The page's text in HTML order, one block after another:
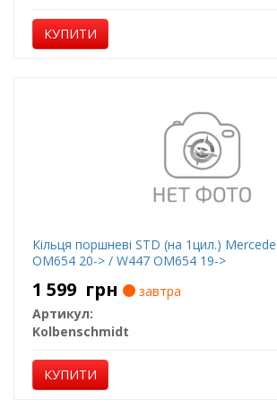
КУПИТИ
Кільця поршневі STD (на 1цил.)
OM654 20-> / W447 OM654 19->
1 599 грн
завтра
Артикул:
Kolbenschmidt
КУПИТИ